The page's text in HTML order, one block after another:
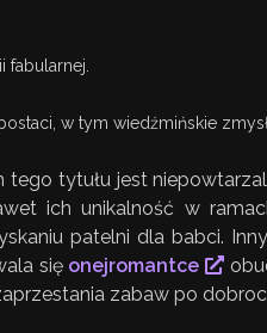
w tym wiedźmińskie
tytułu jest
ich unikalność w
patelni dla babci.
się onejromantce
zabaw po